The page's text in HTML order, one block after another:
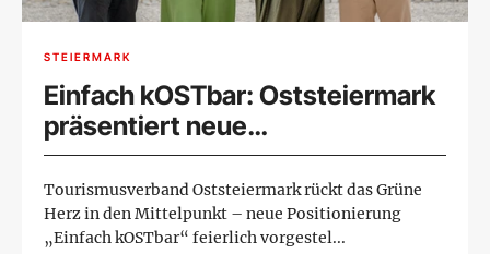
STEIERMARK
Einfach kOSTbar: Oststeiermark
präsentiert neue
Markenpositionierung mit Herz
Tourismusverband Oststeiermark rückt das Grüne
Herz in den Mittelpunkt – neue Positionierung
„Einfach kOSTbar“ feierlich vorgestel...